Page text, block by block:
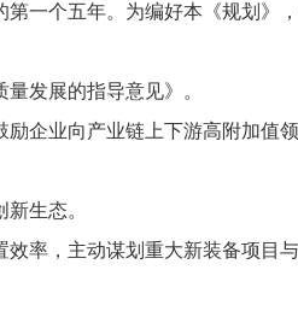
一个五年。 为编好本《规划》，
发展的指导意见》。
励企业向产业链上下游高附加值
生态。
率， 主动谋划重大新装备项目